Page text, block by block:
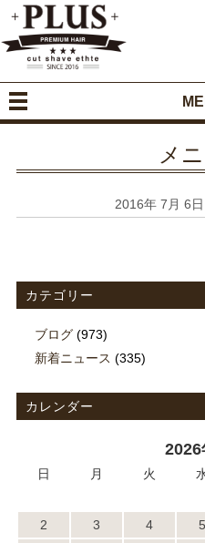
メ
2016年 7月 6
カテゴリー
ブログ(973)
新着ニュース (335)
カレンダー
2026
日 月 火
2
3 4 5